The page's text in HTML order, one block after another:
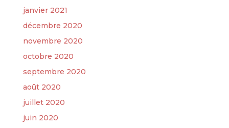
janvier 2021
décembre 2020
novembre 2020
octobre 2020
septembre 2020
août 2020
juillet 2020
juin 2020